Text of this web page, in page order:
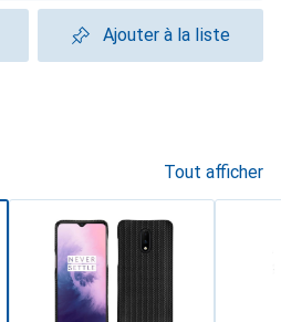
Ajouter à la liste
Tout afficher